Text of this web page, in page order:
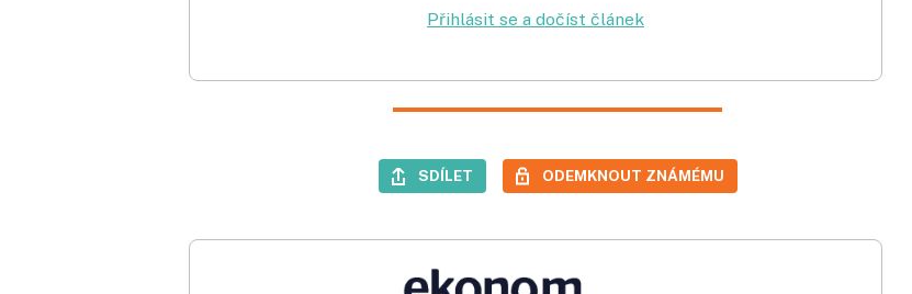
Přihlásit se a dočíst článek
SDÍLET ODEMKNOUT ZNÁMÉMU